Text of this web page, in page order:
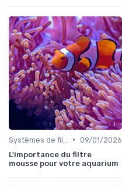
• 09/01/2026
L'importance du filtre
mousse pour votre aquarium